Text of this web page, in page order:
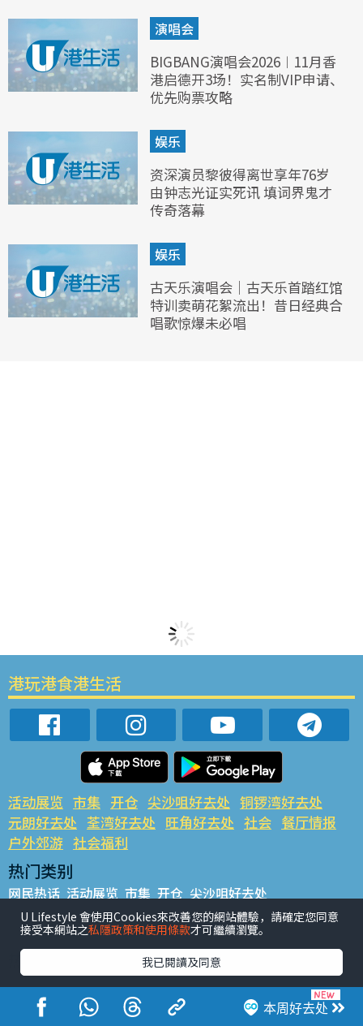
演唱会
BIGBANG演唱会2026︱11月香
港启德开3场！实名制VIP申请、
优先购票攻略
娱乐
资深演员黎彼得离世享年76岁
由钟志光证实死讯 填词界鬼才
传奇落幕
娱乐
古天乐演唱会｜古天乐首踏红馆
特训卖萌花絮流出！昔日经典合
唱歌惊爆未必唱
本周好去处
港玩港食港生活
活动展览 市集 开仓 尖沙咀好去处 铜锣湾好去处
元朗好去处 荃湾好去处 旺角好去处 社会 餐厅情报
户外郊游 社会福利
热门类别
网民热话 活动展览 市集 开仓 尖沙咀好去处
铜锣湾好去处 元朗好去处 荃湾好去处 旺角好去处 社会
餐厅情报 户外郊游
热门标签
#UGO揾好去处 #人气活动推介 #美食社群热话
#亲子玩乐好去处
#ULifestyle应用程式
#限时抢
#UJetso礼物放送
#ULifestyle商户中心 #著数 #网络热话
U Lifestyle 會使用Cookies來改善您的網站體驗，請確定您同意
接受本網站之私隱政策和使用條款才可繼續瀏覽。
我已閱讀及同意